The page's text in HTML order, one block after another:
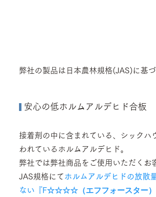
弊社の製品は日本農林規格(JAS)​に基
安心の低ホルムアルデヒド合板
接着剤の中に含まれている、シックハ
われている ホルムアルデヒド。
弊社では弊社商品をご使用いただくお
JAS規格にてホルムアルデヒドの放散
ない 『F☆☆☆☆（エフフォースター）